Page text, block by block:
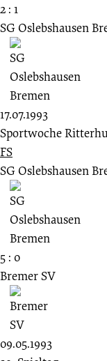
2 : 1
SG Oslebshausen
17.07.1993
Sportwoche
FS
SG Oslebshausen
5 : 0
Bremer SV
09.05.1993